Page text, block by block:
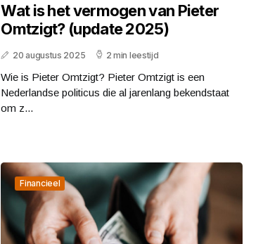
Wat is het vermogen van Pieter
Omtzigt? (update 2025)
20 augustus 2025 2 min leestijd
Wie is Pieter Omtzigt? Pieter Omtzigt is een
Nederlandse politicus die al jarenlang bekendstaat
om z...
Financieel